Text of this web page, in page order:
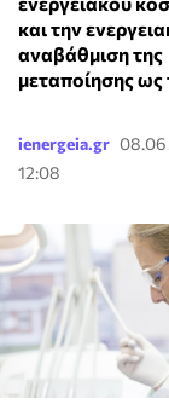
και την
αναβάθμιση της
μεταποίησης
ienergeia.gr
12:08